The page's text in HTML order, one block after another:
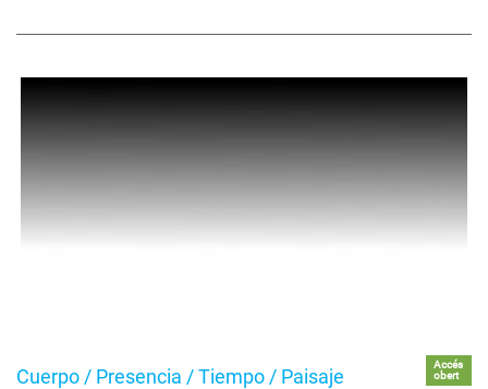
Cuerpo / Presencia / Tiempo / Paisaje
Accés
obert